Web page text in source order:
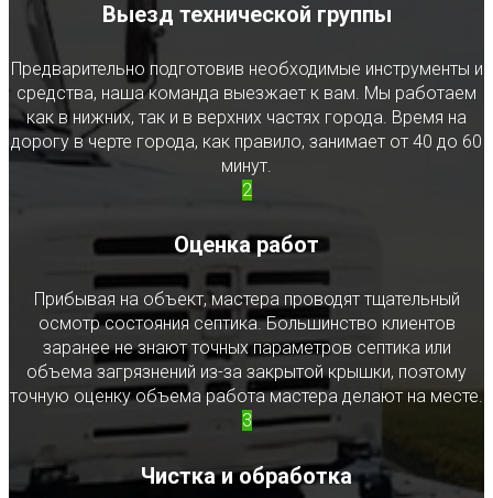
Выезд технической группы
Предварительно подготовив необходимые инструменты и
средства, наша команда выезжает к вам. Мы работаем
как в нижних, так и в верхних частях города. Время на
дорогу в черте города, как правило, занимает от 40 до 60
минут.
2
Оценка работ
Прибывая на объект, мастера проводят тщательный
осмотр состояния септика. Большинство клиентов
заранее не знают точных параметров септика или
объема загрязнений из-за закрытой крышки, поэтому
точную оценку объема работа мастера делают на месте.
3
Чистка и обработка